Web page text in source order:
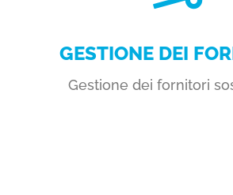
GESTIONE DEI
Gestione dei fornitori